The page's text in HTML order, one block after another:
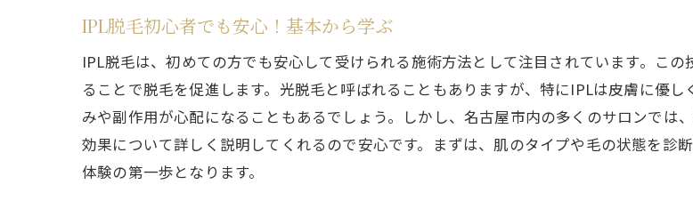
名古屋市での最適なIPL脱毛体験を
自分に合ったIPL脱毛を見つける方
名古屋で理想のIPL脱毛体験を実現
IPL脱毛初心者でも安心！基本から学ぶ
IPL脱毛は、初めての方でも安心して受けられる施術方法として注目されています。こ
ることで脱毛を促進します。光脱毛と呼ばれることもありますが、特にIPLは皮膚に優
みや副作用が心配になることもあるでしょう。しかし、名古屋市内の多くのサロンでは
効果について詳しく説明してくれるので安心です。まずは、肌のタイプや毛の状態を診
体験の第一歩となります。